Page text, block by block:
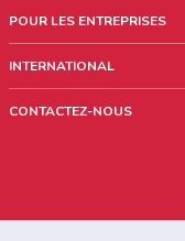
News & Médias
POUR LES ENTREPRISES
Contacts commerciaux et/
INTERNATIONAL
CONTACTEZ-NOUS
Vous rencontrez un